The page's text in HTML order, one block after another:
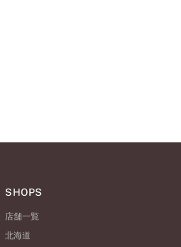
SHOPS
店舗一覧
北海道